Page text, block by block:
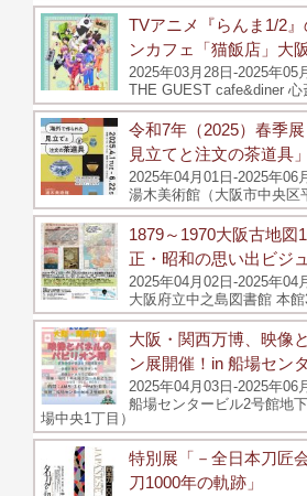
TVアニメ『らんま1/2
ンカフェ「猫飯店」大
2025年03月28日-2025年05
THE GUEST cafe&diner 心
令和7年（2025）春季
見立てと注文の茶道具」
2025年04月01日-2025年06
湯木美術館（大阪市中央区
1879～1970大阪古地図
正・昭和の思い出ビジ
2025年04月02日-2025年04
大阪府立中之島図書館 本
大阪・関西万博、映像
ン展開催！in 船場セン
2025年04月03日-2025年06
船場センタービル2号館地
場中央1丁目）
特別展「－全日本刀匠
刀1000年の軌跡」